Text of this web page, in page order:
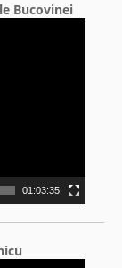
Bucovinei
01:03:35